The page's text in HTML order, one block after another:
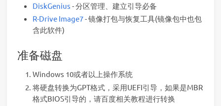
DiskGenius - 分区管理、建立引导必备
R-Drive Image7- 镜像打包与恢复工具(镜像包中也包
含此软件)
准备磁盘
Windows 10或者以上操作系统
将硬盘转换为GPT格式，采用UEFI引导，如果是MBR
格式BIOS引导的，请百度相关教程进行转换